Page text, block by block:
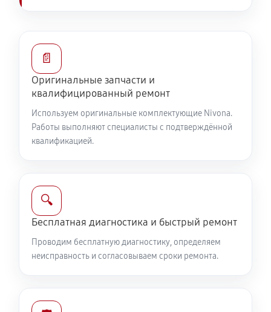
📄
Оригинальные запчасти и
квалифицированный ремонт
Используем оригинальные комплектующие Nivona.
Работы выполняют специалисты с подтверждённой
квалификацией.
🔍
Бесплатная диагностика и быстрый ремонт
Проводим бесплатную диагностику, определяем
неисправность и согласовываем сроки ремонта.